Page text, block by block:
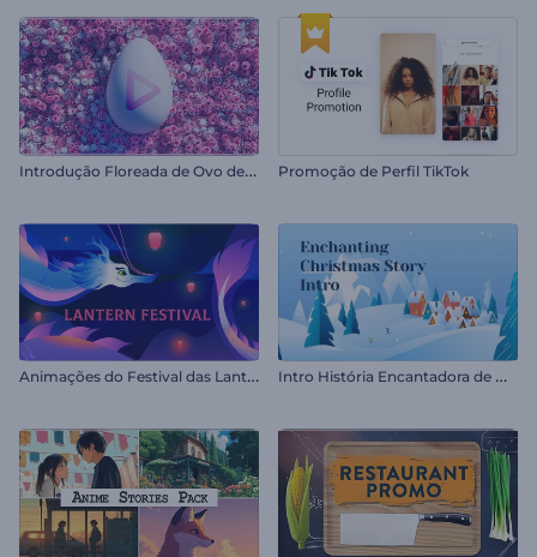
I
ntrodução Floreada de Ovo de Páscoa Promoção de Perfil TikTok
A
nimações do Festival das Lanternas I
ntro História Encantadora de Natal